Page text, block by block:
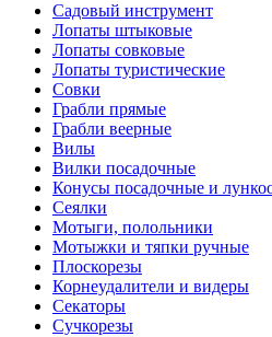
Садовый инструмент
Лопаты штыковые
Лопаты совковые
Лопаты туристические
Совки
Грабли прямые
Грабли веерные
Вилы
Вилки посадочные
Конусы посадочные и
Сеялки
Мотыги, полольники
Мотыжки и тяпки ручные
Плоскорезы
Корнеудалители и видеры
Секаторы
Сучкорезы